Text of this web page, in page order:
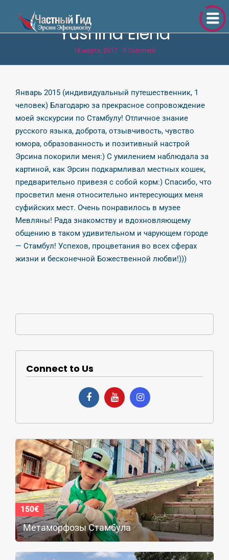
Yushina Elena
18 марта, 2017 • 0 Comment
Январь 2015 (индивидуальный путешественник, 1
человек) Благодарю за прекрасное сопровождение
моей экскурсии по Стамбулу! Отличное знание
русского языка, доброта, отзывчивость, чувство
юмора, образованность и позитивный настрой
Эрсина покорили меня:) С умилением наблюдала за
картиной, как Эрсин подкармливал местных кошек,
предварительно привезя с собой корм:) Спасибо, что
просветил меня относительно интересующих меня
суфийских мест. Очень понравилось в музее
Мевляны! Рада знакомству и вдохновляющему
общению в таком удивительном и чарующем городе
— Стамбул! Успехов, процветания во всех сферах
жизни и бесконечной Божественной любви!)))
Connect to Us
150€
Метаморфозы Стамбула